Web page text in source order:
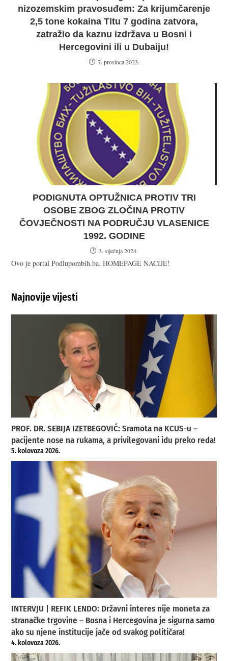
nizozemskim pravosuđem: Za krijumčarenje
2,5 tone kokaina Titu 7 godina zatvora,
zatražio da kaznu izdržava u Bosni i
Hercegovini ili u Dubaiju!
7. prosinca 2023.
PODIGNUTA OPTUŽNICA PROTIV TRI
OSOBE ZBOG ZLOČINA PROTIV
ČOVJEČNOSTI NA PODRUČJU VLASENICE
1992. GODINE
3. siječnja 2024.
Ovo je portal Podlupombih.ba. HOMEPAGE NACIJE!
Najnovije vijesti
PROF. DR. SEBIJA IZETBEGOVIĆ: Sramota na KCUS-u –
pacijente nose na rukama, a privilegovani idu preko reda!
5. kolovoza 2026.
INTERVJU | REFIK LENDO: Državni interes nije moneta za
stranačke trgovine – Bosna i Hercegovina je sigurna samo
ako su njene institucije jače od svakog političara!
4. kolovoza 2026.